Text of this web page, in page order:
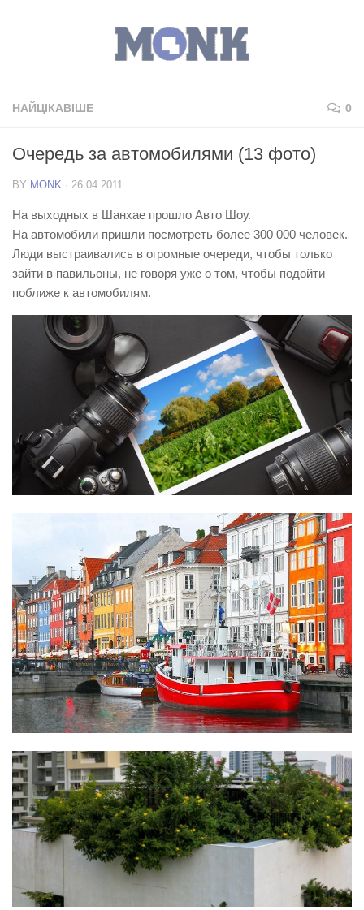
НАЙЦІКАВІШЕ 0
Очередь за автомобилями (13 фото)
BY MONK · 26.04.2011
На выходных в Шанхае прошло Авто Шоу.
На автомобили пришли посмотреть более 300 000 человек.
Люди выстраивались в огромные очереди, чтобы только
зайти в павильоны, не говоря уже о том, чтобы подойти
поближе к автомобилям.